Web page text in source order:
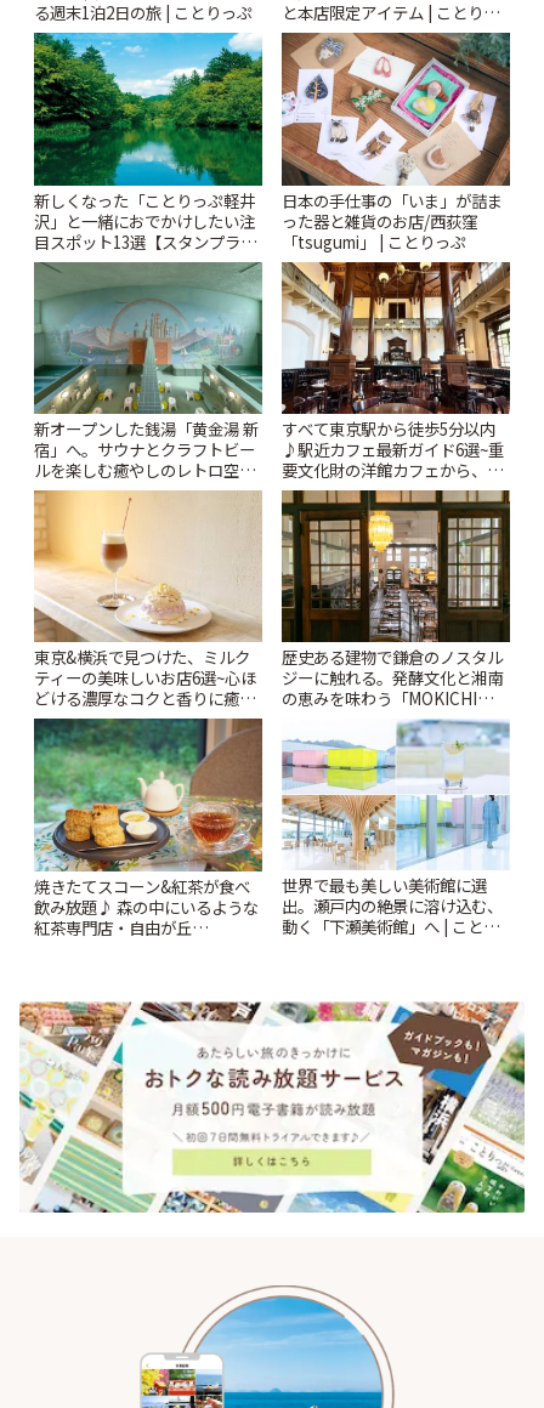
る週末1泊2日の旅 | ことりっぷ
と本店限定アイテム | ことりっ
ぷ
新しくなった「ことりっぷ軽井
沢」と一緒におでかけしたい注
目スポット13選【スタンプラリ
ー開催中】 | ことりっぷ
日本の手仕事の「いま」が詰ま
った器と雑貨のお店/西荻窪
「tsugumi」 | ことりっぷ
新オープンした銭湯「黄金湯 新
宿」へ。サウナとクラフトビー
ルを楽しむ癒やしのレトロ空間
| ことりっぷ
すべて東京駅から徒歩5分以内
♪駅近カフェ最新ガイド6選~重
要文化財の洋館カフェから、改
札すぐのレトロ喫茶まで~ | こと
りっぷ
東京&横浜で見つけた、ミルク
ティーの美味しいお店6選~心ほ
どける濃厚なコクと香りに癒や
されるティータイム~ | ことりっ
ぷ
歴史ある建物で鎌倉のノスタル
ジーに触れる。発酵文化と湘南
の恵みを味わう「MOKICHI
KAMAKURA」 | ことりっぷ
焼きたてスコーン&紅茶が食べ
飲み放題♪ 森の中にいるような
紅茶専門店・自由が丘
世界で最も美しい美術館に選
出。瀬戸内の絶景に溶け込む、
動く「下瀬美術館」へ | ことり